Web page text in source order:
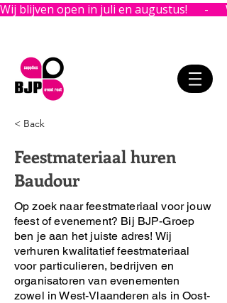
Wij blijven open in juli en augustus!      -
< Back
Feestmateriaal huren
Baudour
Op zoek naar feestmateriaal voor jouw
feest of evenement? Bij BJP-Groep
ben je aan het juiste adres! Wij
verhuren kwalitatief feestmateriaal
voor particulieren, bedrijven en
organisatoren van evenementen
zowel in West-Vlaanderen als in Oost-